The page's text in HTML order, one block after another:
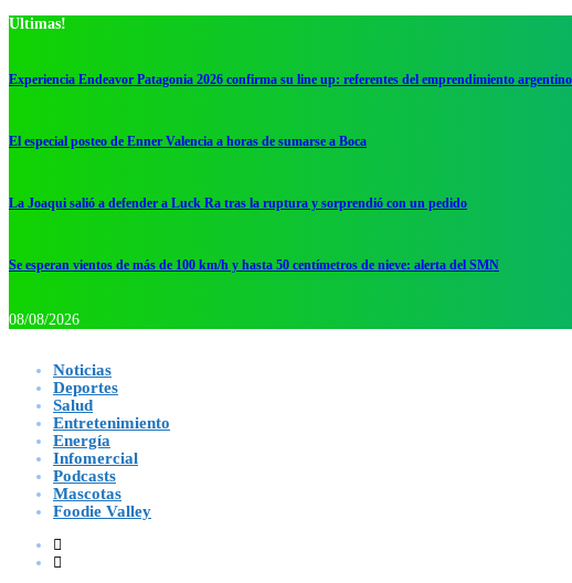
Ultimas!
Experiencia Endeavor Patagonia 2026 confirma su line up: referentes del emprendimiento
El especial posteo de Enner Valencia a horas de sumarse a Boca
La Joaqui salió a defender a Luck Ra tras la ruptura y sorprendió con un pedido
Se esperan vientos de más de 100 km/h y hasta 50 centímetros de nieve: alerta del SMN
08/08/2026
Noticias
Deportes
Salud
Entretenimiento
Energía
Infomercial
Podcasts
Mascotas
Foodie Valley